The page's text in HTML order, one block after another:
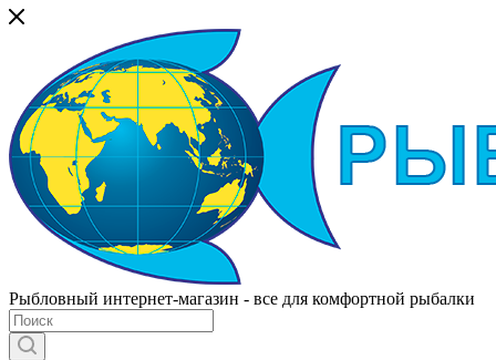
Рыбловный интернет-магазин - все для комфортной рыбалки